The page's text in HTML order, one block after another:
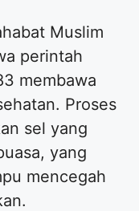
Muslim
perintah
membawa
Proses
sel yang
yang
mencegah